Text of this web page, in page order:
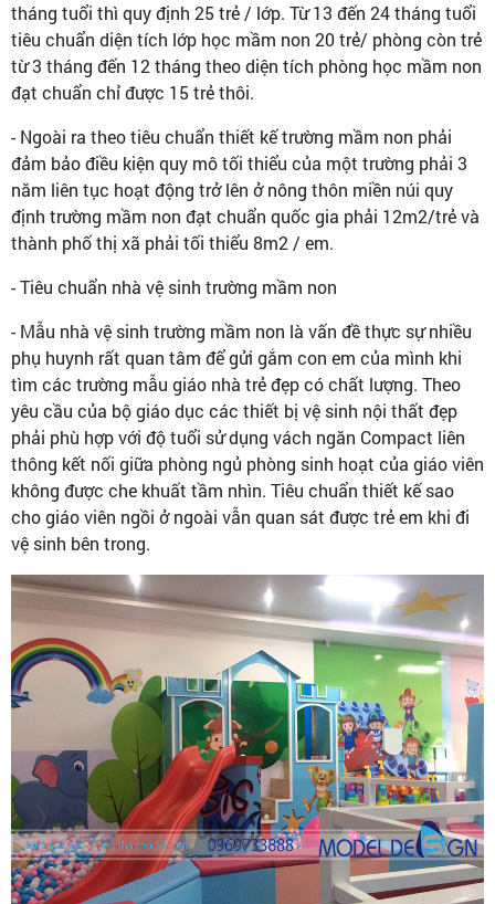
tháng tuổi thì quy định 25 trẻ / lớp. Từ 13 đến 24 tháng tuổi
tiêu chuẩn diện tích lớp học mầm non 20 trẻ/ phòng còn trẻ
từ 3 tháng đến 12 tháng theo diện tích phòng học mầm non
đạt chuẩn chỉ được 15 trẻ thôi.
- Ngoài ra theo tiêu chuẩn thiết kế trường mầm non phải
đảm bảo điều kiện quy mô tối thiểu của một trường phải 3
năm liên tục hoạt động trở lên ở nông thôn miền núi quy
định trường mầm non đạt chuẩn quốc gia phải 12m2/trẻ và
thành phố thị xã phải tối thiểu 8m2 / em.
- Tiêu chuẩn nhà vệ sinh trường mầm non
- Mẫu nhà vệ sinh trường mầm non là vấn đề thực sự nhiều
phụ huynh rất quan tâm để gửi gắm con em của mình khi
tìm các trường mẫu giáo nhà trẻ đẹp có chất lượng. Theo
yêu cầu của bộ giáo dục các thiết bị vệ sinh nội thất đẹp
phải phù hợp với độ tuổi sử dụng vách ngăn Compact liên
thông kết nối giữa phòng ngủ phòng sinh hoạt của giáo viên
không được che khuất tầm nhìn. Tiêu chuẩn thiết kế sao
cho giáo viên ngồi ở ngoài vẫn quan sát được trẻ em khi đi
vệ sinh bên trong.